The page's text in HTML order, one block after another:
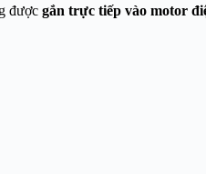
được gắn trực tiếp vào motor